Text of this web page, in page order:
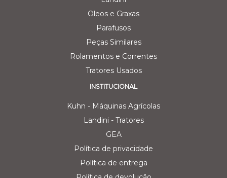
Oleos e Graxas
Parafusos
Peças Similares
Rolamentos e Correntes
Tratores Usados
INSTITUCIONAL
Kuhn - Máquinas Agrícolas
Landini - Tratores
GEA
Política de privacidade
Política de entrega